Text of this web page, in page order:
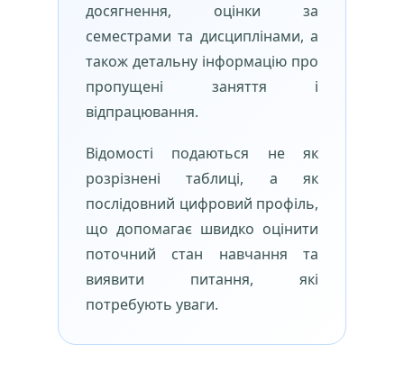
досягнення, оцінки за
семестрами та дисциплінами, а
також детальну інформацію про
пропущені заняття і
відпрацювання.
Відомості подаються не як
розрізнені таблиці, а як
послідовний цифровий профіль,
що допомагає швидко оцінити
поточний стан навчання та
виявити питання, які
потребують уваги.